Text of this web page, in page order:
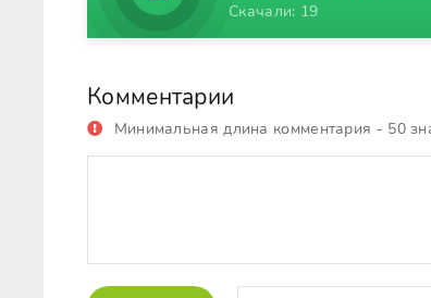
Скачали: 19
Комментарии
Минимальная длина комментария - 50